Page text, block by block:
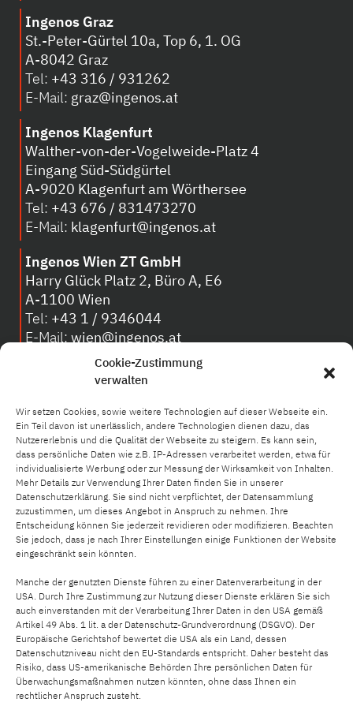
Cookie-Zustimmung
verwalten
Wir setzen Cookies, sowie weitere Technologien auf dieser Webseite ein.
Ein Teil davon ist unerlässlich, andere Technologien dienen dazu, das
Nutzererlebnis und die Qualität der Webseite zu steigern. Es kann sein,
dass persönliche Daten wie z.B. IP-Adressen verarbeitet werden, etwa für
individualisierte Werbung oder zur Messung der Wirksamkeit von Inhalten.
Mehr Details zur Verwendung Ihrer Daten finden Sie in unserer
Datenschutzerklärung. Sie sind nicht verpflichtet, der Datensammlung
zuzustimmen, um dieses Angebot in Anspruch zu nehmen. Ihre
Entscheidung können Sie jederzeit revidieren oder modifizieren. Beachten
Sie jedoch, dass je nach Ihrer Einstellungen einige Funktionen der Website
eingeschränkt sein könnten.
Manche der genutzten Dienste führen zu einer Datenverarbeitung in der
USA. Durch Ihre Zustimmung zur Nutzung dieser Dienste erklären Sie sich
auch einverstanden mit der Verarbeitung Ihrer Daten in den USA gemäß
Artikel 49 Abs. 1 lit. a der Datenschutz-Grundverordnung (DSGVO). Der
Europäische Gerichtshof bewertet die USA als ein Land, dessen
Datenschutzniveau nicht den EU-Standards entspricht. Daher besteht das
Risiko, dass US-amerikanische Behörden Ihre persönlichen Daten für
Überwachungsmaßnahmen nutzen könnten, ohne dass Ihnen ein
rechtlicher Anspruch zusteht.
Ingenos Graz
St.-Peter-Gürtel 10a, Top 6, 1. OG
A-8042 Graz
Tel: +43 316 / 931262
E-Mail: graz@ingenos.at
Ingenos Klagenfurt
Walther-von-der-Vogelweide-Platz 4
Eingang Süd-Südgürtel
A-9020 Klagenfurt am Wörthersee
Tel: +43 676 / 831473270
E-Mail: klagenfurt@ingenos.at
Ingenos Wien ZT GmbH
Harry Glück Platz 2, Büro A, E6
A-1100 Wien
Tel: +43 1 / 9346044
E-Mail: wien@ingenos.at
UID.Nr.: ATU78535907
Unternehmen
Referenzen
Leistungen
Karriere
Backstage
Team
Kontakt
Bleiben Sie auf dem Laufenden und folgen Sie uns
auf